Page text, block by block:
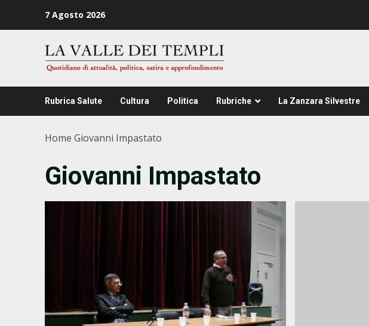
7 Agosto 2026
Rubrica Salute Cultura Politica Rubriche La Zanzara Silvestre
Home Giovanni Impastato
Giovanni Impastato